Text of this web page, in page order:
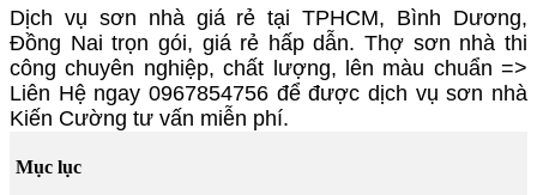
Dịch vụ sơn nhà giá rẻ tại TPHCM, Bình Dương,
Đồng Nai trọn gói, giá rẻ hấp dẫn. Thợ sơn nhà thi
công chuyên nghiệp, chất lượng, lên màu chuẩn =>
Liên Hệ ngay 0967854756 để được dịch vụ sơn nhà
Kiến Cường tư vấn miễn phí.
Mục lục